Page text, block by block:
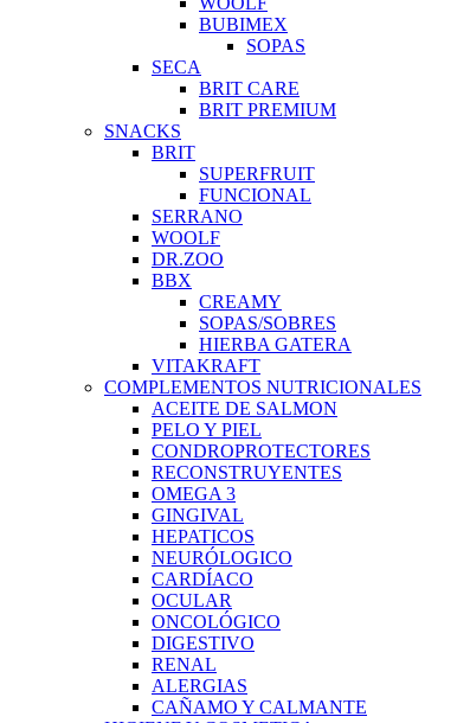
BUBIMEX
SOPAS
SECA
BRIT CARE
BRIT PREMIUM
SNACKS
BRIT
SUPERFRUIT
FUNCIONAL
SERRANO
WOOLF
DR.ZOO
BBX
CREAMY
SOPAS/SOBRES
HIERBA GATERA
VITAKRAFT
COMPLEMENTOS NUTRICIONALES
ACEITE DE SALMON
PELO Y PIEL
CONDROPROTECTORES
RECONSTRUYENTES
OMEGA 3
GINGIVAL
HEPATICOS
NEURÓLOGICO
CARDÍACO
OCULAR
ONCOLÓGICO
DIGESTIVO
RENAL
ALERGIAS
CAÑAMO Y CALMANTE